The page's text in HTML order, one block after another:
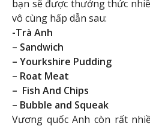
bạn sẽ được thưởng thức
vô cùng hấp dẫn sau:
-Trà Anh
– Sandwich
– Yourkshire Pudding
– Roat Meat
– Fish And Chips
– Bubble and Squeak
Vương quốc Anh còn rất